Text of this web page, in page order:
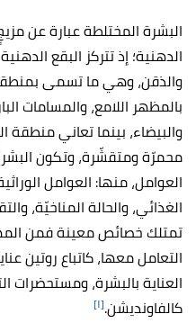
البشرة المختلطة عبارة عن
الدهنية؛ إذ تتركز البقع
بالمظهر اللامع، والمسامات
والبيضاء، بينما تعاني
محمرّة ومتقشّرة، وتكون
العوامل، منها: العوامل
الغذائي، والحالة المناخيّة،
تمتلك خصائص معينة فمن
التعامل معها، كاتباع روتين
العناية بالبشرة، ومستحضرات
كالفاونديشن.[١]